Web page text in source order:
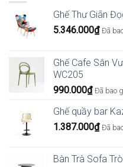
Ghế Thư Giãn
5.346.000₫ Đã
Ghế Cafe Sân
WC205
990.000₫ Đã bao
Ghế quầy bar
1.387.000₫ Đã
Bàn Trà Sofa